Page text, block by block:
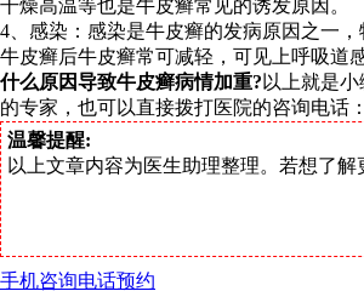
干燥高温等也是牛皮癣常见的诱发原因。
4、感染：感染是牛皮癣的发病原因之一
牛皮癣后牛皮癣常可减轻，可见上呼吸道
什么原因导致牛皮癣病情加重? 以上就是
的专家，也可以直接拨打医院的咨询电话
温馨提醒:
以上文章内容为医生助理整理。若想了
手机咨询电话预约